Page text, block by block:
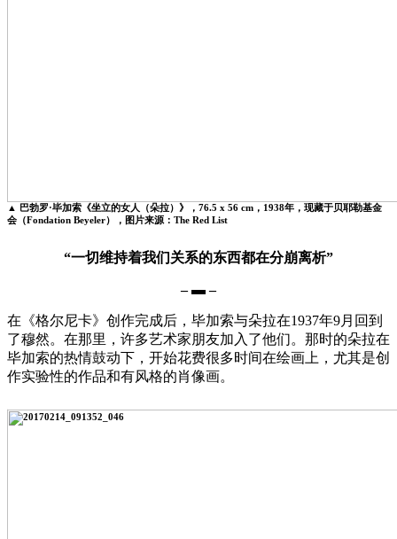
▲ 巴勃罗·毕加索《坐立的女人（朵拉）》，76.5 x 56 cm，1938年，现藏于贝耶勒基金
会（Fondation Beyeler），图片来源：The Red List
“一切维持着我们关系的东西都在分崩离析”
– ▬ –
在《格尔尼卡》创作完成后，毕加索与朵拉在1937年9月回到
了穆然。在那里，许多艺术家朋友加入了他们。那时的朵拉在
毕加索的热情鼓动下，开始花费很多时间在绘画上，尤其是创
作实验性的作品和有风格的肖像画。